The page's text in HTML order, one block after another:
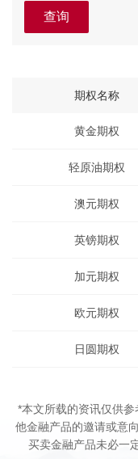
查询
期权名称
黄金期权
轻原油期权
澳元期权
英镑期权
加元期权
欧元期权
日圆期权
*本文所载的资讯仅供
他金融产品的邀请或意
买卖金融产品未必一